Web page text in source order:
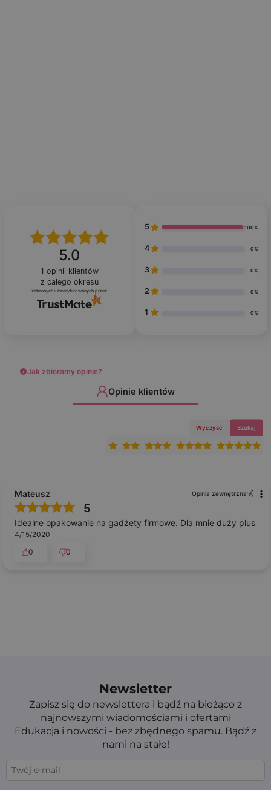
5.0
1 opinii klientów
z całego okresu
zebranych i zweryfikowanych przez
5 100%
4 0%
3 0%
2 0%
1 0%
Jak zbieramy opinie?
Opinie klientów
Wyczyść Szukaj
Mateusz Opinia zewnętrzna
5
Idealne opakowanie na gadżety firmowe. Dla mnie duży plus
4/15/2020
0
0
Newsletter
Zapisz się do newslettera i bądź na bieżąco z
najnowszymi wiadomościami i ofertami
Edukacja i nowości - bez zbędnego spamu. Bądź z
nami na stałe!